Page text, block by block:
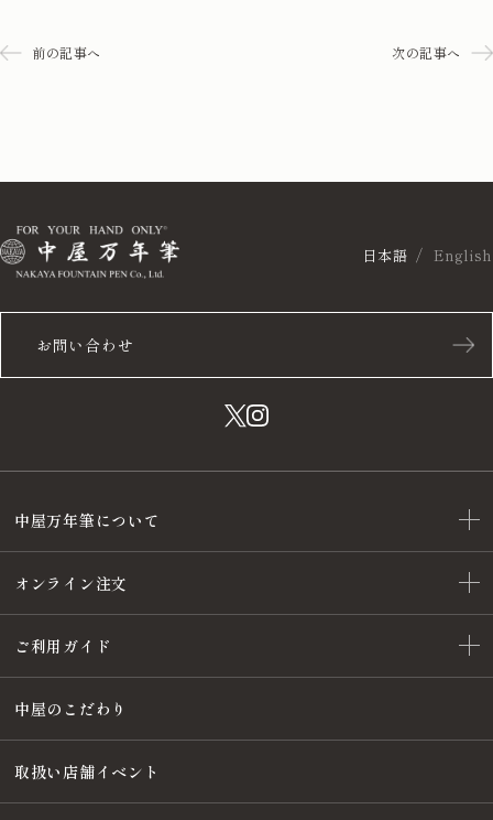
前の記事へ 次の記事へ
お問い合わせ
日本語 English
中屋万年筆について
オンライン注文
ご利用ガイド
中屋のこだわり
取扱い店舗イベント